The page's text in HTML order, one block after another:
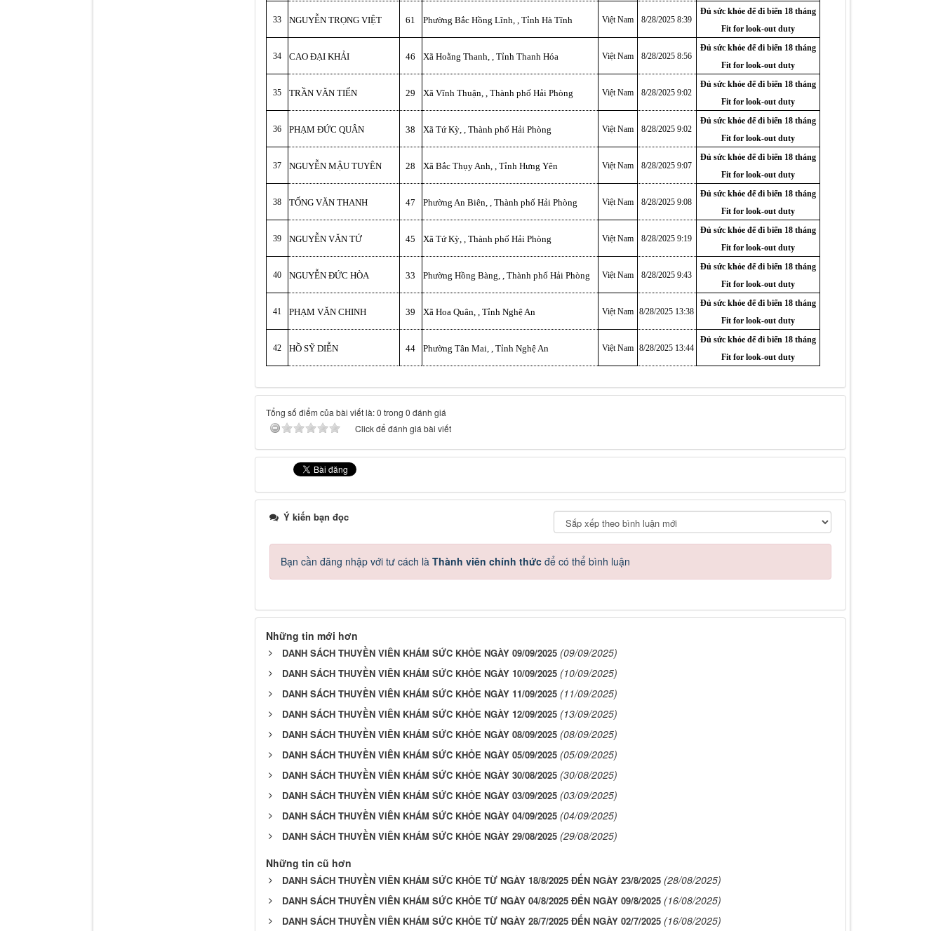
33 NGUYỄN TRỌNG VIỆT 61 Phường Bắc Hồng Lĩnh, , Tỉnh Hà Tĩnh Việt Nam 8/28/2025 8:39
Đủ sức khỏe để đi biển 18 tháng
Fit for look-out duty
34 CAO ĐẠI KHẢI 46 Xã Hoằng Thanh, , Tỉnh Thanh Hóa Việt Nam 8/28/2025 8:56
Đủ sức khỏe để đi biển 18 tháng
Fit for look-out duty
35 TRẦN VĂN TIẾN 29 Xã Vĩnh Thuận, , Thành phố Hải Phòng Việt Nam 8/28/2025 9:02
Đủ sức khỏe để đi biển 18 tháng
Fit for look-out duty
36 PHẠM ĐỨC QUÂN 38 Xã Tứ Kỳ, , Thành phố Hải Phòng Việt Nam 8/28/2025 9:02
Đủ sức khỏe để đi biển 18 tháng
Fit for look-out duty
37 NGUYỄN MẬU TUYÊN 28 Xã Bắc Thụy Anh, , Tỉnh Hưng Yên Việt Nam 8/28/2025 9:07
Đủ sức khỏe để đi biển 18 tháng
Fit for look-out duty
38 TỐNG VĂN THANH 47 Phường An Biên, , Thành phố Hải Phòng Việt Nam 8/28/2025 9:08
Đủ sức khỏe để đi biển 18 tháng
Fit for look-out duty
39 NGUYỄN VĂN TỨ 45 Xã Tứ Kỳ, , Thành phố Hải Phòng Việt Nam 8/28/2025 9:19
Đủ sức khỏe để đi biển 18 tháng
Fit for look-out duty
40 NGUYỄN ĐỨC HÒA 33 Phường Hồng Bàng, , Thành phố Hải Phòng Việt Nam 8/28/2025 9:43
Đủ sức khỏe để đi biển 18 tháng
Fit for look-out duty
41 PHẠM VĂN CHINH 39 Xã Hoa Quân, , Tỉnh Nghệ An Việt Nam 8/28/2025 13:38
Đủ sức khỏe để đi biển 18 tháng
Fit for look-out duty
42 HỒ SỸ DIỄN 44 Phường Tân Mai, , Tỉnh Nghệ An Việt Nam 8/28/2025 13:44
Đủ sức khỏe để đi biển 18 tháng
Fit for look-out duty
Tổng số điểm của bài viết là: 0 trong 0 đánh giá
Click để đánh giá bài viết
Ý kiến bạn đọc
Bạn cần đăng nhập với tư cách là Thành viên chính thứcđể có thể bình luận
Những tin mới hơn
DANH SÁCH THUYỀN VIÊN KHÁM SỨC KHỎE NGÀY 09/09/2025 (09/09/2025)
DANH SÁCH THUYỀN VIÊN KHÁM SỨC KHỎE NGÀY 10/09/2025 (10/09/2025)
DANH SÁCH THUYỀN VIÊN KHÁM SỨC KHỎE NGÀY 11/09/2025 (11/09/2025)
DANH SÁCH THUYỀN VIÊN KHÁM SỨC KHỎE NGÀY 12/09/2025 (13/09/2025)
DANH SÁCH THUYỀN VIÊN KHÁM SỨC KHỎE NGÀY 08/09/2025 (08/09/2025)
DANH SÁCH THUYỀN VIÊN KHÁM SỨC KHỎE NGÀY 05/09/2025 (05/09/2025)
DANH SÁCH THUYỀN VIÊN KHÁM SỨC KHỎE NGÀY 30/08/2025 (30/08/2025)
DANH SÁCH THUYỀN VIÊN KHÁM SỨC KHỎE NGÀY 03/09/2025 (03/09/2025)
DANH SÁCH THUYỀN VIÊN KHÁM SỨC KHỎE NGÀY 04/09/2025 (04/09/2025)
DANH SÁCH THUYỀN VIÊN KHÁM SỨC KHỎE NGÀY 29/08/2025 (29/08/2025)
Những tin cũ hơn
DANH SÁCH THUYỀN VIÊN KHÁM SỨC KHỎE TỪ NGÀY 18/8/2025 ĐẾN NGÀY 23/8/2025 (28/08/2025)
DANH SÁCH THUYỀN VIÊN KHÁM SỨC KHỎE TỪ NGÀY 04/8/2025 ĐẾN NGÀY 09/8/2025 (16/08/2025)
DANH SÁCH THUYỀN VIÊN KHÁM SỨC KHỎE TỪ NGÀY 28/7/2025 ĐẾN NGÀY 02/7/2025 (16/08/2025)